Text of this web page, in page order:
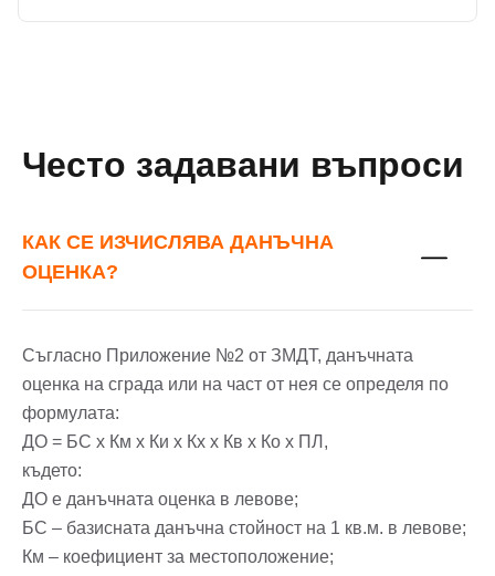
Често задавани въпроси
КАК СЕ ИЗЧИСЛЯВА ДАНЪЧНА
ОЦЕНКА?
Съгласно Приложение №2 от ЗМДТ, данъчната
оценка на сграда или на част от нея се определя по
формулата:
ДО = БС x Км x Ки x Кх х Кв x Ко x ПЛ,
където:
ДО е данъчната оценка в левове;
БС – базисната данъчна стойност на 1 кв.м. в левове;
Км – коефициент за местоположение;